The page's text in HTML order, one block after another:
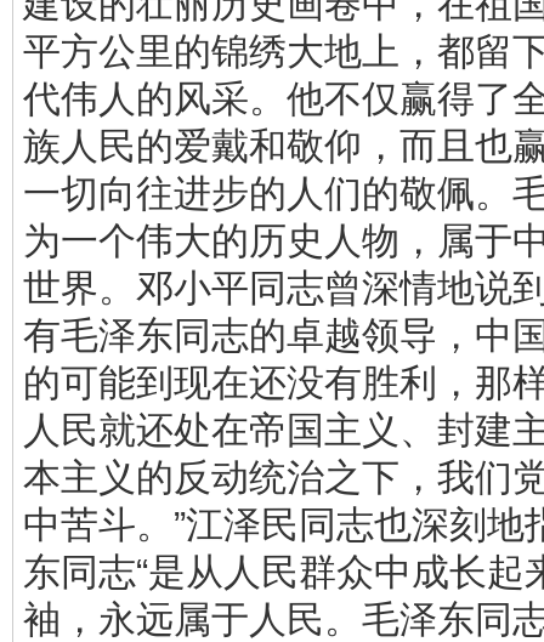
平方公里的锦绣大地上，都留
代伟人的风采。他不仅赢得了
族人民的爱戴和敬仰，而且也
一切向往进步的人们的敬佩。
为一个伟大的历史人物，属于
世界。邓小平同志曾深情地说
有毛泽东同志的卓越领导，中
的可能到现在还没有胜利，那
人民就还处在帝国主义、封建
本主义的反动统治之下，我们
中苦斗。”江泽民同志也深刻地
东同志“是从人民群众中成长起
袖，永远属于人民。毛泽东同